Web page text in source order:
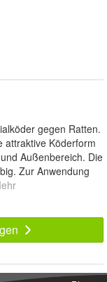
gegen Ratten.
attraktive Köderform
Außenbereich. Die
Zur Anwendung